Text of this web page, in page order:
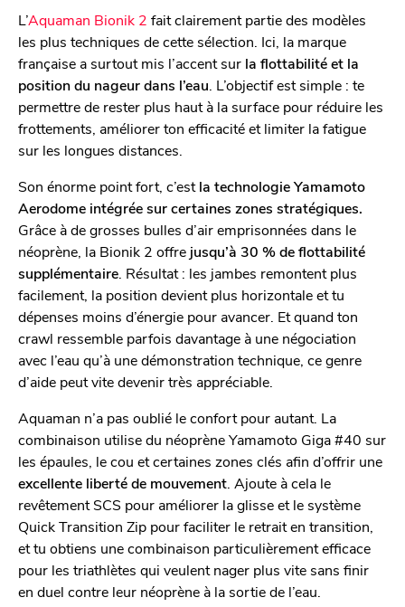
L’Aquaman Bionik 2 fait clairement partie des modèles
les plus techniques de cette sélection. Ici, la marque
française a surtout mis l’accent sur la flottabilité et la
position du nageur dans l’eau . L’objectif est simple : te
permettre de rester plus haut à la surface pour réduire les
frottements, améliorer ton efficacité et limiter la fatigue
sur les longues distances.
Son énorme point fort, c’estla technologie Yamamoto
Aerodome intégrée sur certaines zones stratégiques.
Grâce à de grosses bulles d’air emprisonnées dans le
néoprène, la Bionik 2 offre jusqu’à 30 % de flottabilité
supplémentaire . Résultat : les jambes remontent plus
facilement, la position devient plus horizontale et tu
dépenses moins d’énergie pour avancer. Et quand ton
crawl ressemble parfois davantage à une négociation
avec l’eau qu’à une démonstration technique, ce genre
d’aide peut vite devenir très appréciable.
Aquaman n’a pas oublié le confort pour autant. La
combinaison utilise du néoprène Yamamoto Giga #40 sur
les épaules, le cou et certaines zones clés afin d’offrir une
excellente liberté de mouvement . Ajoute à cela le
revêtement SCS pour améliorer la glisse et le système
Quick Transition Zip pour faciliter le retrait en transition,
et tu obtiens une combinaison particulièrement efficace
pour les triathlètes qui veulent nager plus vite sans finir
en duel contre leur néoprène à la sortie de l’eau.